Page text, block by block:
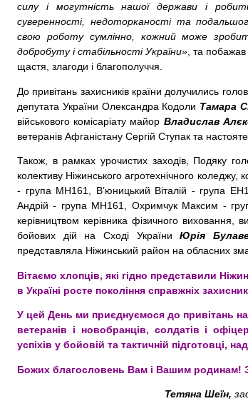
силу і могутність нашої держави і
суверенності, недоторканості та
свою роботу сумлінно, кожний може
добробуту і стабільності України», та
щастя, злагоди і благополуччя.
До привітань захисників країни долучились
депутата України Олександра Кодоли Тамара
військового комісаріату майор Владислав
ветеранів Афганістану Сергій Ступак та
Також, в рамках урочистих заходів, Подяку
колективу Ніжинського агротехнічного
- група МН161, В’юницький Віталій - група
Андрій - група МН161, Охримчук Максим -
керівництвом керівника фізичного виховання,
бойових дій на Сході УкраїниЮрія
представляла Ніжинський район на обласних
Вітаємо хлопців, які гідно представили
в Україні росте покоління справжніх
У цей День ми приєднуємося до привітань
ветеранів і новобранців, солдатів і
успіхів у бойовій та тактичній підготовці,
Божих благословень Вам і Вашим родинам!
Тетяна Шеїн,